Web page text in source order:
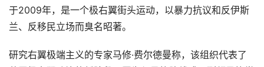
于2009年，是一个极右翼街头运动，以暴力抗议和反伊斯
兰、反移民立场而臭名昭著。
研究右翼极端主义的专家马修·费尔德曼称，该组织代表了